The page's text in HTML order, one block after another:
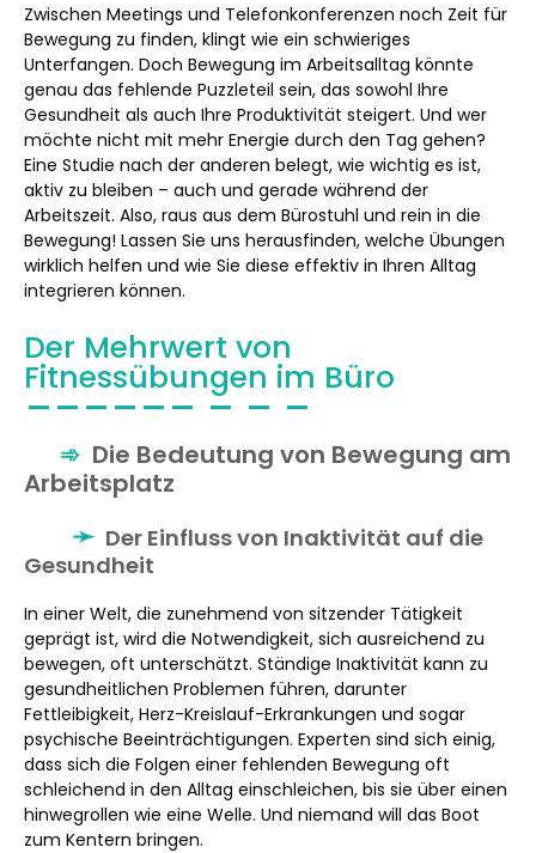
Zwischen Meetings und Telefonkonferenzen noch Zeit für
Bewegung zu finden, klingt wie ein schwieriges
Unterfangen. Doch Bewegung im Arbeitsalltag könnte
genau das fehlende Puzzleteil sein, das sowohl Ihre
Gesundheit als auch Ihre Produktivität steigert. Und wer
möchte nicht mit mehr Energie durch den Tag gehen?
Eine Studie nach der anderen belegt, wie wichtig es ist,
aktiv zu bleiben – auch und gerade während der
Arbeitszeit. Also, raus aus dem Bürostuhl und rein in die
Bewegung! Lassen Sie uns herausfinden, welche Übungen
wirklich helfen und wie Sie diese effektiv in Ihren Alltag
integrieren können.
Der Mehrwert von
Fitnessübungen im Büro
Die Bedeutung von Bewegung am
Arbeitsplatz
Der Einfluss von Inaktivität auf die
Gesundheit
In einer Welt, die zunehmend von sitzender Tätigkeit
geprägt ist, wird die Notwendigkeit, sich ausreichend zu
bewegen, oft unterschätzt. Ständige Inaktivität kann zu
gesundheitlichen Problemen führen, darunter
Fettleibigkeit, Herz-Kreislauf-Erkrankungen und sogar
psychische Beeinträchtigungen. Experten sind sich einig,
dass sich die Folgen einer fehlenden Bewegung oft
schleichend in den Alltag einschleichen, bis sie über einen
hinwegrollen wie eine Welle. Und niemand will das Boot
zum Kentern bringen.